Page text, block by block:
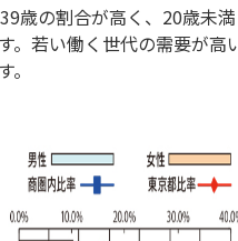
歳の割合が高く、20歳未満
。若い働く世代の需要が高